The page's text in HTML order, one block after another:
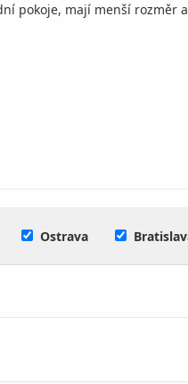
pokoje, mají menší rozměr
Ostrava